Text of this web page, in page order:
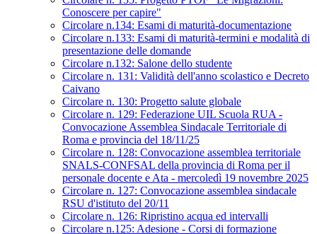
Conoscere per capire"
Circolare n.134: Esami di maturità-documentazione
Circolare n.133: Esami di maturità-termini e modalità di
presentazione delle domande
Circolare n.132: Salone dello studente
Circolare n. 131: Validità dell'anno scolastico e Decreto
Caivano
Circolare n. 130: Progetto salute globale
Circolare n. 129: Federazione UIL Scuola RUA -
Convocazione Assemblea Sindacale Territoriale di
Roma e provincia del 18/11/25
Circolare n. 128: Convocazione assemblea territoriale
SNALS-CONFSAL della provincia di Roma per il
personale docente e Ata - mercoledì 19 novembre 2025
Circolare n. 127: Convocazione assemblea sindacale
RSU d'istituto del 20/11
Circolare n. 126: Ripristino acqua ed intervalli
Circolare n.125: Adesione - Corsi di formazione